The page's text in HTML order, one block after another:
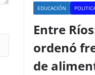
EDUCACIÓN
Entre
ordenó
de